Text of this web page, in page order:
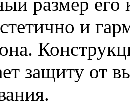
размер его
и
защиту от